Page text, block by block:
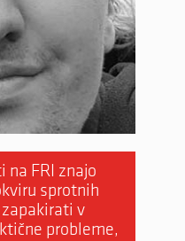
FRI znajo
sprotnih
v
probleme,